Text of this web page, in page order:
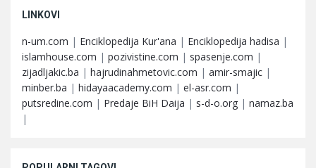
LINKOVI
n-um.com | Enciklopedija Kur'ana | Enciklopedija hadisa |
islamhouse.com | pozivistine.com | spasenje.com |
zijadljakic.ba | hajrudinahmetovic.com | amir-smajic |
minber.ba | hidayaacademy.com | el-asr.com |
putsredine.com | Predaje BiH Daija | s-d-o.org | namaz.ba
|